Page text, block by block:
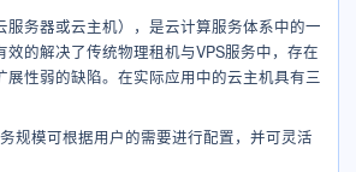
服务器或云主机），是云计算服务体系中的一
效的解决了传统物理租机与VPS服务中，存在
展性弱的缺陷。在实际应用中的云主机具有三
规模可根据用户的需要进行配置，并可灵活